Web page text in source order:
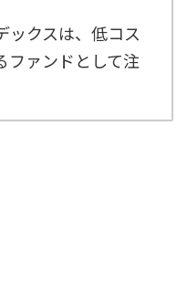
ックスは、低コス
ファンドとして注